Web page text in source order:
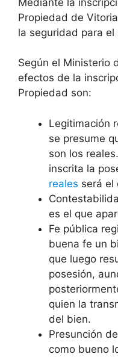
Propiedad de
la seguridad para
Según el Ministerio
efectos de la
Propiedad son:
Legitimación
se presume
son los
inscrita la
reales será el
es el que
Fe pública
buena fe un
que luego
posesión,
quien la
del bien.
Presunción
como bueno